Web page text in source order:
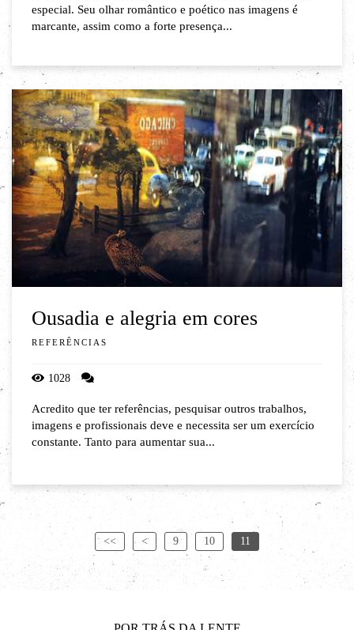
especial. Seu olhar romântico e poético nas imagens é
marcante, assim como a forte presença...
Ousadia e alegria em cores
REFERÊNCIAS
1028
Acredito que ter referências, pesquisar outros trabalhos,
imagens e profissionais deve e necessita ser um exercício
constante. Tanto para aumentar sua...
<< < 9 10 11